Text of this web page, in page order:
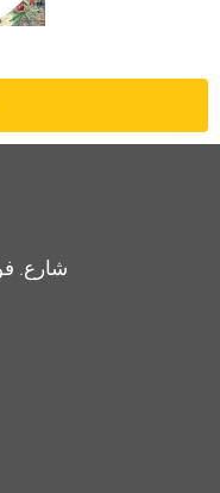
شارع. فولوسكا، 2،